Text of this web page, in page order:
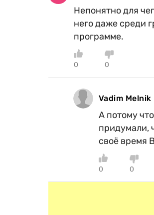
Непонятно для
него даже среди
программе.
0 0
Vadim Melnik
А потому
придумали,
своё время
0 0